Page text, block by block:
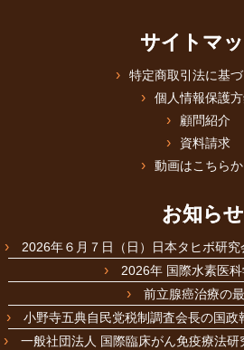
サイトマ
特定商取引法に基
個人情報保護
顧問紹介
資料請求
動画はこちらか
お知らせ
2026年６月７日（日）日本タヒボ研
2026年 国際水素医
前立腺癌治療の
小野寺五典自民党税制調査会長の国政
一般社団法人 国際臨床がん免疫療法